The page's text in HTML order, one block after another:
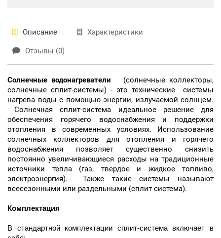
Описание Характеристики
Отзывы (0)
Солнечные водонагреватели (солнечные коллекторы,
солнечные сплит-системы) - это технические системы
нагрева воды с помощью энергии, излучаемой солнцем.
Солнечная сплит-система идеальное решение для
обеспечения горячего водоснабжения и поддержки
отопления в современных условиях. Использование
солнечных коллекторов для отопления и горячего
водоснабжения позволяет существенно снизить
постоянно увеличивающиеся расходы на традиционные
источники тепла (газ, твердое и жидкое топливо,
электроэнергия). Также такие системы называют
всесезонными или раздельными (сплит система).
Комплектация
В стандартной комплектации сплит-система включает в